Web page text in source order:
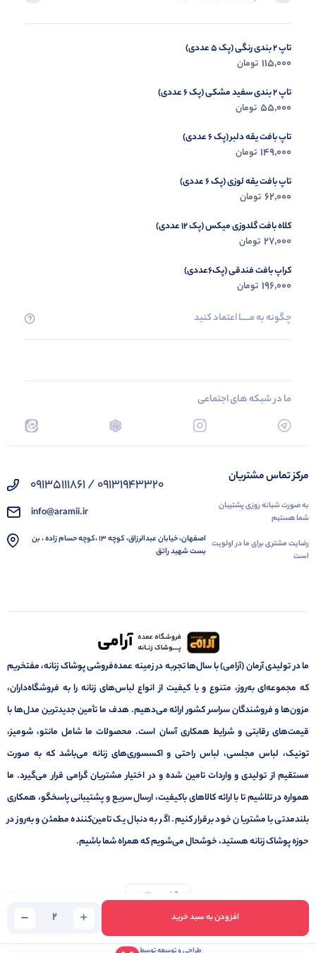
افزودن به سبد خرید
تاپ 2 بندی رنگی (پک 5 عددی)
115,000 تومان
تاپ 2 بندی سفید مشکی (پک 6 عددی)
55,000 تومان
تاپ بافت یقه دلبر (پک 6 عددی)
149,000 تومان
تاپ بافت یقه لوزی (پک 6 عددی)
62,000 تومان
کلاه بافت گلدوزی میکس (پک 12 عددی)
27,000 تومان
کراپ بافت فندقی (پک6عددی)
196,000 تومان
شلوار فول دامنی برماندو مشکی (پک 2 عددی)
635,000 تومان
چگونه به مــــــا اعتماد کنید
ما در شبکه های اجتماعی
مرکز تماس مشتریان
به صورت شبانه روزی پشتیبان
شما هستیم
رضایت مشتری برای ما در اولویت
است
09131943320 / 09135111861
info@aramii.ir
اصفهان، خیابان عبدالرزاق، کوچه 13 ،کوچه حسام زاده ، بن
بست شهید راتق
ما در تولیدی آرمان (آرامی) با سال‌ها تجربه در زمینه عمده‌فروشی پوشاک زنانه، مفتخریم
که مجموعه‌ای به‌روز، متنوع و با کیفیت از انواع لباس‌های زنانه را به فروشگاه‌داران،
مزون‌ها و فروشندگان سراسر کشور ارائه می‌دهیم. هدف ما تأمین جدیدترین مدل‌ها با
قیمت‌های رقابتی و شرایط همکاری آسان است. محصولات ما شامل مانتو، شومیز،
تونیک، لباس مجلسی، لباس راحتی و اکسسوری‌های زنانه می‌باشد که به صورت
مستقیم از تولیدی و واردات تامین شده و در اختیار مشتریان گرامی قرار می‌گیرد. ما
همواره در تلاشیم تا با ارائه کالاهای باکیفیت، ارسال سریع و پشتیبانی پاسخگو، همکاری
بلندمدتی با مشتریان خود برقرار کنیم. اگر به دنبال یک تامین‌کننده مطمئن و به‌روز در
حوزه پوشاک زنانه هستید، خوشحال می‌شویم که همراه شما باشیم.
برگشت به بالا
1391-1403